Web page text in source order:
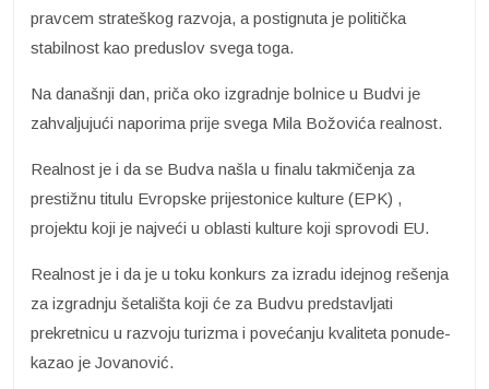
pravcem strateškog razvoja, a postignuta je politička
stabilnost kao preduslov svega toga.
Na današnji dan, priča oko izgradnje bolnice u Budvi je
zahvaljujući naporima prije svega Mila Božovića realnost.
Realnost je i da se Budva našla u finalu takmičenja za
prestižnu titulu Evropske prijestonice kulture (EPK) ,
projektu koji je najveći u oblasti kulture koji sprovodi EU.
Realnost je i da je u toku konkurs za izradu idejnog rešenja
za izgradnju šetališta koji će za Budvu predstavljati
prekretnicu u razvoju turizma i povećanju kvaliteta ponude-
kazao je Jovanović.